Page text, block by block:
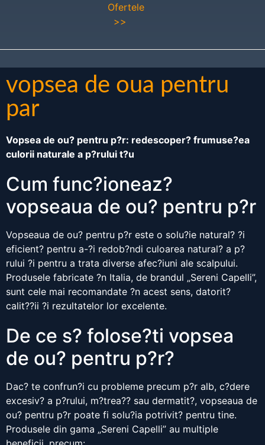
Ofertele
>>
vopsea de oua pentru
par
Vopsea de ou? pentru p?r: redescoper? frumuse?ea
culorii naturale a p?rului t?u
Cum func?ioneaz?
vopseaua de ou? pentru p?r
Vopseaua de ou? pentru p?r este o solu?ie natural? ?i
eficient? pentru a-?i redob?ndi culoarea natural? a p?
rului ?i pentru a trata diverse afec?iuni ale scalpului.
Produsele fabricate ?n Italia, de brandul „Sereni Capelli”,
sunt cele mai recomandate ?n acest sens, datorit?
calit??ii ?i rezultatelor lor excelente.
De ce s? folose?ti vopsea
de ou? pentru p?r?
Dac? te confrun?i cu probleme precum p?r alb, c?dere
excesiv? a p?rului, m?trea?? sau dermatit?, vopseaua de
ou? pentru p?r poate fi solu?ia potrivit? pentru tine.
Produsele din gama „Sereni Capelli” au multiple